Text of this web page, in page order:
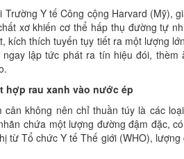
Y tế Công cộng Harvard (Mỹ),
xơ khiến cơ thể hấp thụ đường tự
kích thích tuyến tụy tiết ra một lượng
lập tức phát ra tín hiệu đói,
hợp rau xanh vào nước ép
không nên chỉ thuần túy là các
chứa một lượng đường đậm đặc,
từ Tổ chức Y tế Thế giới (WHO),